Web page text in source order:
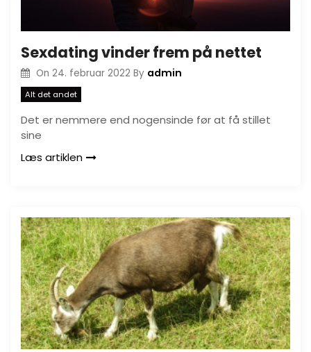
Sexdating vinder frem på nettet
On 24. februar 2022 By admin
Alt det andet
Det er nemmere end nogensinde før at få stillet
sine
Læs artiklen